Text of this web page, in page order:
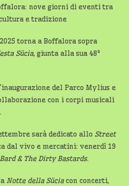
torna a Boffalora sopra
Sücia, giunta alla sua 48ª
del Parco Mylius e
con i corpi musicali
sarà dedicato allo Street
dal vivo e mercatini: venerdì 19
& The Dirty Bastards.
Notte della Süciacon concerti,